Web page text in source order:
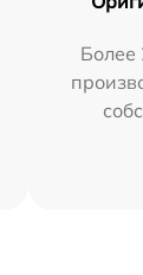
Более